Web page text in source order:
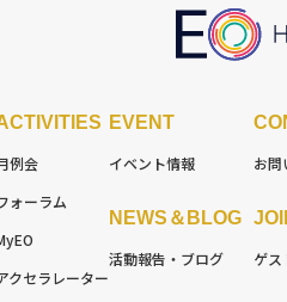
例会
ォーラム
クセラレーター
EVENT
イベント情報
NEWS＆BLOG
活動報告・ブログ
お問
ゲス